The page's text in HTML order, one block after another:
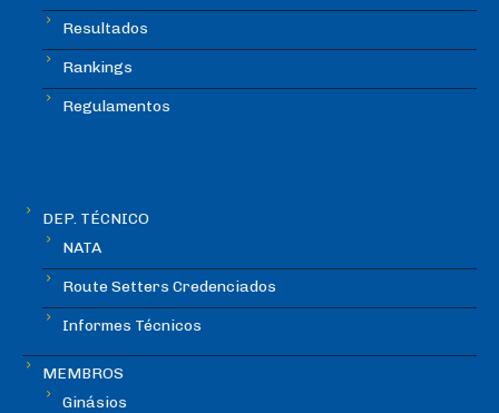
Resultados
Rankings
Regulamentos
DEP. TÉCNICO
NATA
Route Setters Credenciados
Informes Técnicos
MEMBROS
Ginásios